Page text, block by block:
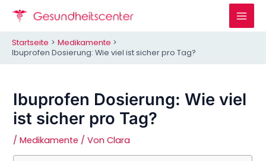
Inhalt
Startseite
Medikamente
Ibuprofen Dosierung: Wie viel ist sicher pro Tag?
Ibuprofen Dosierung: Wie viel
ist sicher pro Tag?
/Medikamente / VonClara